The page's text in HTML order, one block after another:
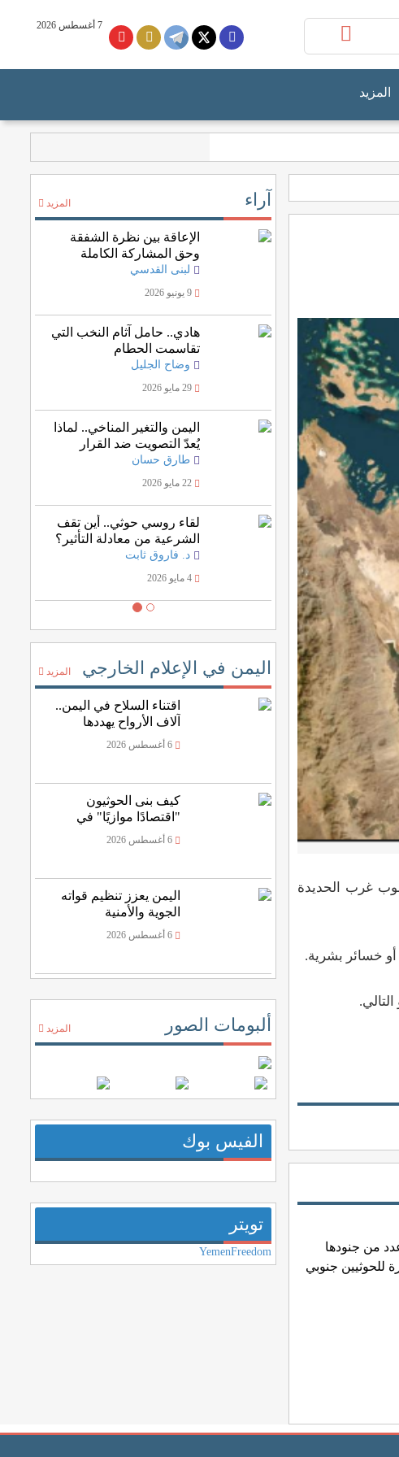
7 أغسطس 2026
المزيد
تقريرا عن واقعة على بعد 70 ميلا بحريا من جنوب غرب الحديدة
أو خسائر بشرية.
من جنودها
للحوثيين جنوبي
آراء المزيد
الإعاقة بين نظرة الشفقة
وحق المشاركة الكاملة
لبنى القدسي
9 يونيو 2026
هادي.. حامل آثام النخب التي
تقاسمت الحطام
وضاح الجليل
29 مايو 2026
اليمن والتغير المناخي.. لماذا
يُعدّ التصويت ضد القرار
الأممي خسارة للمصلحة
اليمنية؟
طارق حسان
22 مايو 2026
لقاء روسي حوثي.. أين تقف
الشرعية من معادلة التأثير؟
د. فاروق ثابت
4 مايو 2026
اليمن في الإعلام الخارجي المزيد
اقتناء السلاح في اليمن..
آلاف الأرواح يهددها
الرصاص المنفلت6 أغسطس 2026
كيف بنى الحوثيون
"اقتصادًا موازيًا" في
اليمن؟6 أغسطس 2026
اليمن يعزز تنظيم قواته
الجوية والأمنية
6 أغسطس 2026
ألبومات الصور المزيد
الفيس بوك
تويتر
YemenFreedom